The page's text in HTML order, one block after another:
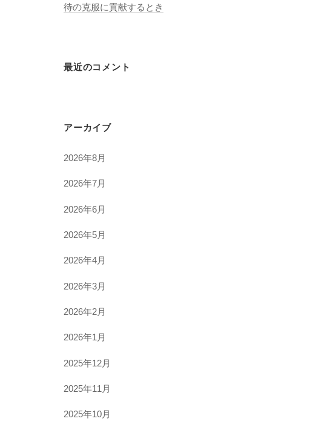
待の克服に貢献するとき
最近のコメント
アーカイブ
2026年8月
2026年7月
2026年6月
2026年5月
2026年4月
2026年3月
2026年2月
2026年1月
2025年12月
2025年11月
2025年10月